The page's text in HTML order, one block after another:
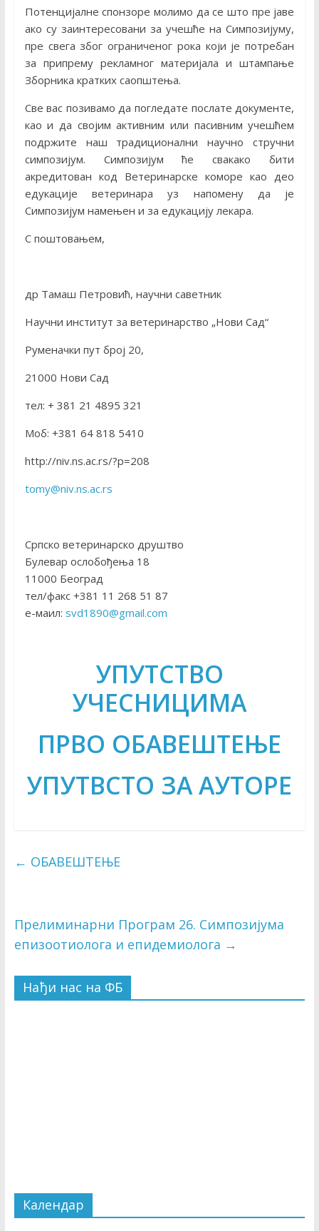
Потенцијалне спонзоре молимо да се што пре јаве
ако су заинтересовани за учешће на Симпозијуму,
пре свега због ограниченог рока који је потребан
за припрему рекламног материјала и штампање
Зборника кратких саопштења.
Све вас позивамо да погледате послате документе,
као и да својим активним или пасивним учешћем
подржите наш традиционални научно стручни
симпозијум. Симпозијум ће свакако бити
акредитован код Ветеринарске коморе као део
едукације ветеринара уз напомену да је
Симпозијум намењен и за едукацију лекара.
С поштовањем,
др Тамаш Петровић, научни саветник
Научни институт за ветеринарство „Нови Сад“
Руменачки пут број 20,
21000 Нови Сад
тел: + 381 21 4895 321
Моб: +381 64 818 5410
http://niv.ns.ac.rs/?p=208
tomy@niv.ns.ac.rs
Српско ветеринарско друштво
Булевар ослобођења 18
11000 Београд
тел/факс +381 11 268 51 87
е-маил: svd1890@gmail.com
УПУТСТВО
УЧЕСНИЦИМА
ПРВО ОБАВЕШТЕЊЕ
УПУТВСТО ЗА АУТОРЕ
← ОБАВЕШТЕЊЕ
Прелиминарни Програм 26. Симпозијума
епизоотиолога и епидемиолога →
Нађи нас на ФБ
Календар